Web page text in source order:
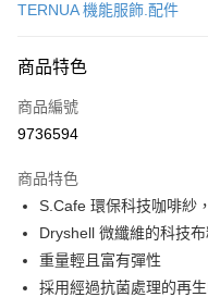
LINE Pay
Apple Pay
悠遊付
Google Pay
全盈+PAY
TERNUA 機能服飾.配件
商品特色
商品編號
9736594
商品特色
S.Cafe 環保科技咖啡紗
Dryshell 微纖維的科技
重量輕且富有彈性
採用經過抗菌處理的再